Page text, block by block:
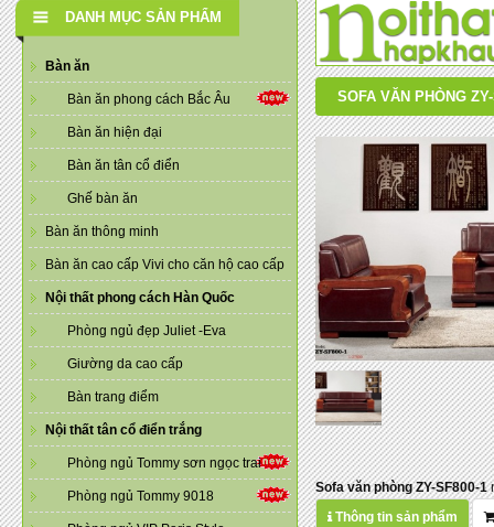
DANH MỤC SẢN PHẨM
Bàn ăn
Bàn ăn phong cách Bắc Âu
Bàn ăn hiện đại
Bàn ăn tân cổ điển
Ghế bàn ăn
Bàn ăn thông minh
Bàn ăn cao cấp Vivi cho căn hộ cao cấp
Nội thất phong cách Hàn Quốc
Phòng ngủ đẹp Juliet -Eva
Giường da cao cấp
Bàn trang điểm
Nội thất tân cổ điển trắng
Phòng ngủ Tommy sơn ngọc trai
Phòng ngủ Tommy 9018
SOFA VĂN PHÒNG
Sofa văn phòng ZY-SF800-1
Thông tin sản phẩm